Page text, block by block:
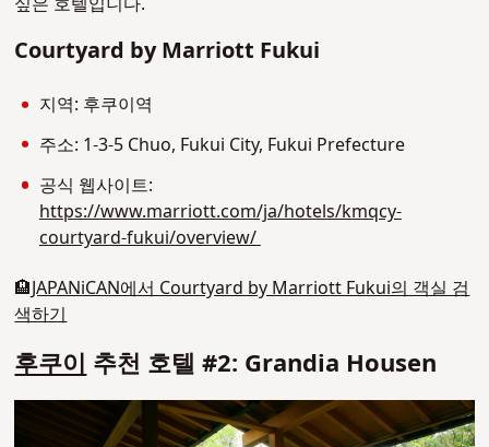
Courtyard by Marriott Fukui
지역: 후쿠이역
주소: 1-3-5 Chuo, Fukui City, Fukui Prefecture
공식 웹사이트:
https://www.marriott.com/ja/hotels/kmqcy-
courtyard-fukui/overview/
🏨JAPANiCAN에서 Courtyard by Marriott Fukui의 객실 검
색하기
후쿠이추천 호텔 #2: Grandia Housen